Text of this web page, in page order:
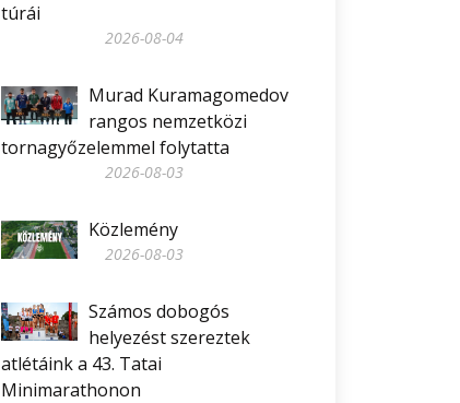
túrái
2026-08-04
Murad Kuramagomedov
rangos nemzetközi
tornagyőzelemmel folytatta
2026-08-03
Közlemény
2026-08-03
Számos dobogós
helyezést szereztek
atlétáink a 43. Tatai
Minimarathonon